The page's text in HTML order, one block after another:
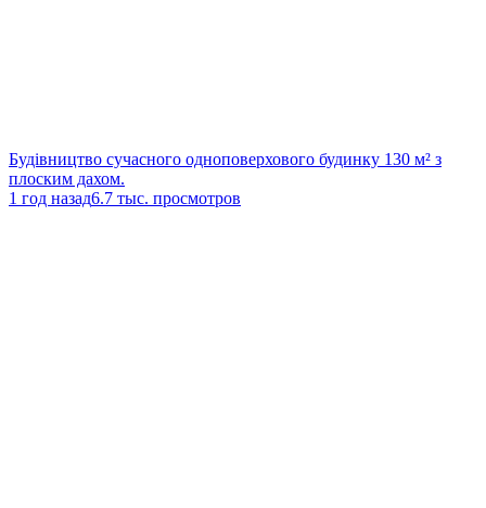
Будівництво сучасного одноповерхового будинку 130 м² з
плоским дахом.
1 год назад6.7 тыс. просмотров